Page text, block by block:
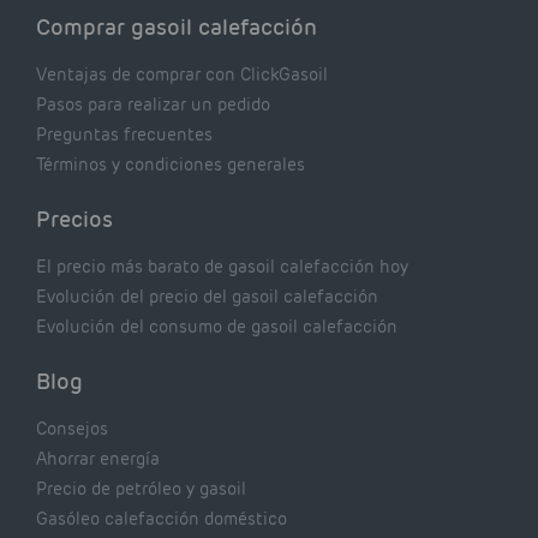
Comprar gasoil calefacción
Ventajas de comprar con ClickGasoil
Pasos para realizar un pedido
Preguntas frecuentes
Términos y condiciones generales
Precios
El precio más barato de gasoil calefacción hoy
Evolución del precio del gasoil calefacción
Evolución del consumo de gasoil calefacción
Blog
Consejos
Ahorrar energía
Precio de petróleo y gasoil
Gasóleo calefacción doméstico